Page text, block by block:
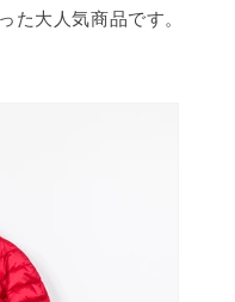
た大人気商品です。